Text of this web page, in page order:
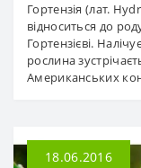
Гортензія (лат.
відноситься до
Гортензієві.
рослина
Американських
18.06.2016